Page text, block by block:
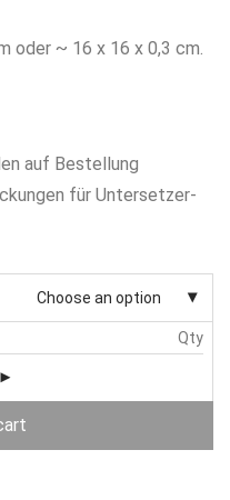
oder ~ 16 x 16 x 0,3 cm.
auf Bestellung
für Untersetzer-
Choose an option
Qty